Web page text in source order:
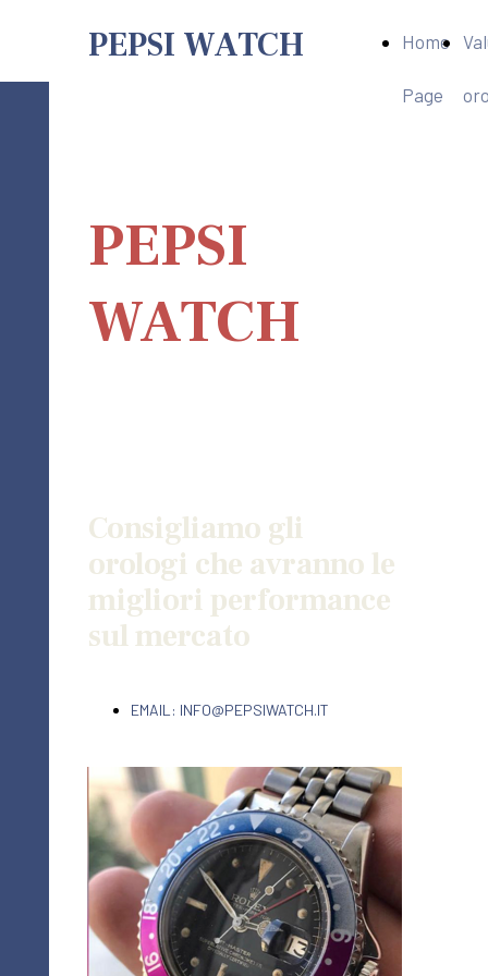
Home
Page
PEPSI WATCH
PEPSI
WATCH
Consigliamo gli
orologi che avranno le
migliori performance
sul mercato
EMAIL: INFO@PEPSIWATCH.IT